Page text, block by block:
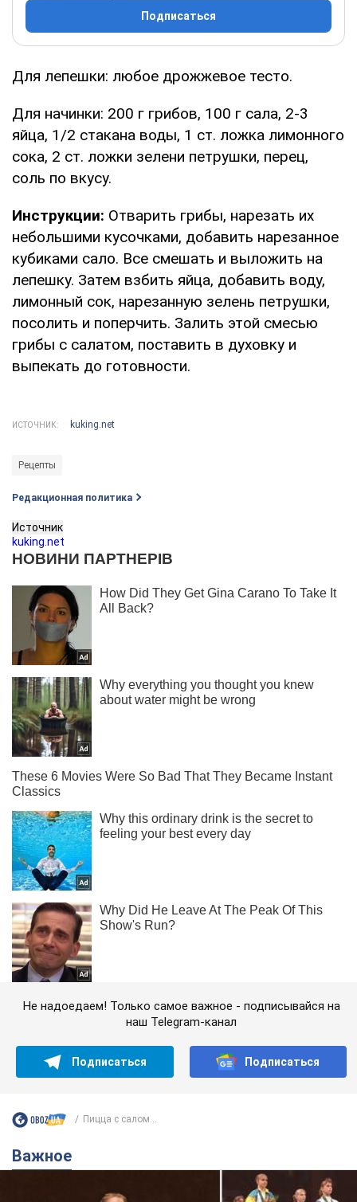
Подписаться
Для лепешки: любое дрожжевое тесто.
Для начинки: 200 г грибов, 100 г сала, 2-3
яйца, 1/2 стакана воды, 1 ст. ложка лимонного
сока, 2 ст. ложки зелени петрушки, перец,
соль по вкусу.
Инструкции: Отварить грибы, нарезать их
небольшими кусочками, добавить нарезанное
кубиками сало. Все смешать и выложить на
лепешку. Затем взбить яйца, добавить воду,
лимонный сок, нарезанную зелень петрушки,
посолить и поперчить. Залить этой смесью
грибы с салатом, поставить в духовку и
выпекать до готовности.
ИСТОЧНИК: kuking.net
Рецепты
Редакционная политика
Источник
kuking.net
Не надоедаем! Только самое важное - подписывайся на
наш Telegram-канал
Подписаться Подписаться
Пицца с салом...
Важное